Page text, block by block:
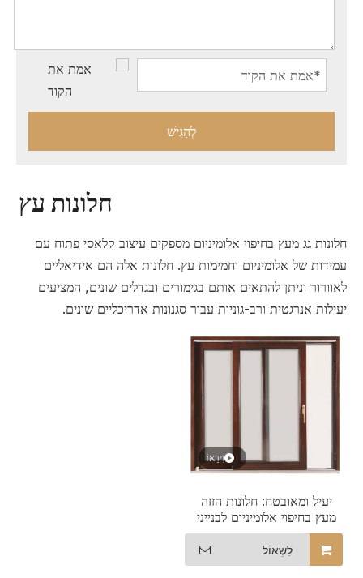
לְהַגִישׁ
חלונות עץ
חלונות גג מעץ בחיפוי אלומיניום מספקים עיצוב קלאסי פתוח עם
עמידות של אלומיניום וחמימות עץ. חלונות אלה הם אידיאליים
לאוורור וניתן להתאים אותם בגימורים ובגדלים שונים, המציעים
יעילות אנרגטית ורב-גוניות עבור סגנונות אדריכליים שונים.
וִידֵאוֹ
יעיל ומאובטח: חלונות הזזה
מעץ בחיפוי אלומיניום לבנייני
אירוח
לִשְׁאוֹל